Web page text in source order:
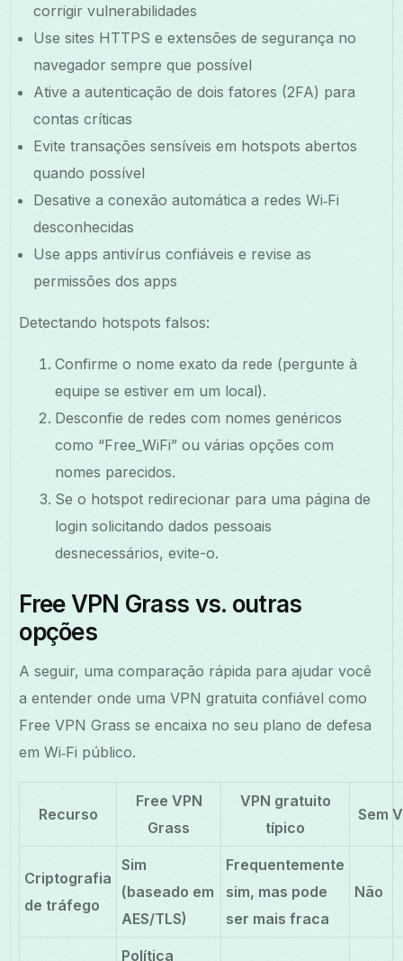
corrigir vulnerabilidades
Use sites HTTPS e extensões de segurança no
navegador sempre que possível
Ative a autenticação de dois fatores (2FA) para
contas críticas
Evite transações sensíveis em hotspots abertos
quando possível
Desative a conexão automática a redes Wi‑Fi
desconhecidas
Use apps antivírus confiáveis e revise as
permissões dos apps
Detectando hotspots falsos:
Confirme o nome exato da rede (pergunte à
equipe se estiver em um local).
Desconfie de redes com nomes genéricos
como “Free_WiFi” ou várias opções com
nomes parecidos.
Se o hotspot redirecionar para uma página de
login solicitando dados pessoais
desnecessários, evite-o.
Free VPN Grass vs. outras
opções
A seguir, uma comparação rápida para ajudar você
a entender onde uma VPN gratuita confiável como
Free VPN Grass se encaixa no seu plano de defesa
em Wi‑Fi público.
Recurso
Free VPN
Grass
VPN gratuito
típico
Sem
Criptografia
de tráfego
Sim
(baseado em
AES/TLS)
Frequentemente
sim, mas pode
ser mais fraca
Não
Política